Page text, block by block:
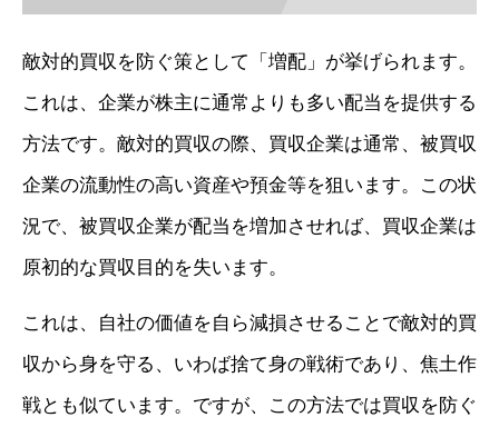
敵対的買収を防ぐ策として「増配」が挙げられます。
これは、企業が株主に通常よりも多い配当を提供する
方法です。敵対的買収の際、買収企業は通常、被買収
企業の流動性の高い資産や預金等を狙います。この状
況で、被買収企業が配当を増加させれば、買収企業は
原初的な買収目的を失います。
これは、自社の価値を自ら減損させることで敵対的買
収から身を守る、いわば捨て身の戦術であり、焦土作
戦とも似ています。ですが、この方法では買収を防ぐ